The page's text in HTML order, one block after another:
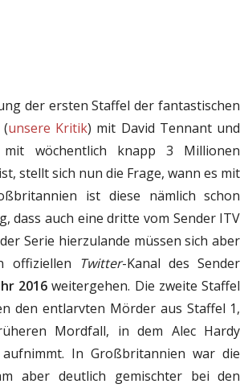
der ersten Staffel der fantastischen
(unsere Kritik) mit David Tennant und
wöchentlich knapp 3 Millionen
stellt sich nun die Frage, wann es mit
ist diese nämlich schon
dass auch eine dritte vom Sender ITV
Serie hierzulande müssen sich aber
offiziellen Twitter-Kanal des Sender
2016 weitergehen. Die zweite Staffel
den entlarvten Mörder aus Staffel 1,
Mordfall, in dem Alec Hardy
In Großbritannien war die
aber deutlich gemischter bei den